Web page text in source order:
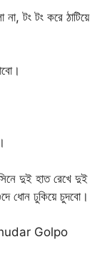
টং টং করে ঠাটিয়ে
দুই হাত রেখে দুই
ধোন ঢুকিয়ে চুদবো।
Golpo